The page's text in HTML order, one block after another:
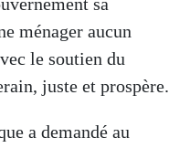
ménager aucun
le soutien du
juste et prospère.
a demandé au